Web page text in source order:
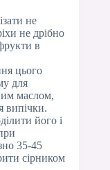
не
не дрібно
в
цього
для
маслом,
випічки.
його і
35-45
сірником